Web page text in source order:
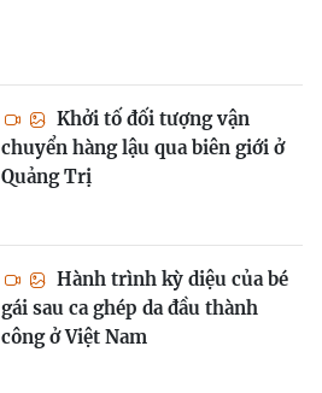
Khởi tố đối tượng vận
chuyển hàng lậu qua biên giới ở
Quảng Trị
Hành trình kỳ diệu của bé
gái sau ca ghép da đầu thành
công ở Việt Nam